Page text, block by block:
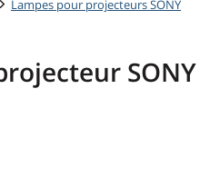
Lampes pour projecteurs SONY
SONY